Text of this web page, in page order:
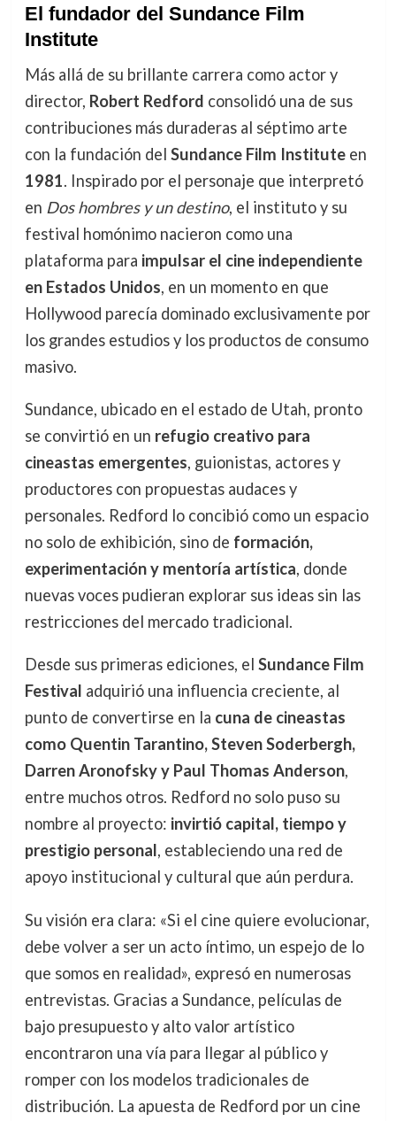
El fundador del Sundance Film
Institute
Más allá de su brillante carrera como actor y
director, Robert Redford consolidó una de sus
contribuciones más duraderas al séptimo arte
con la fundación del Sundance Film Instituteen
1981. Inspirado por el personaje que interpretó
en Dos hombres y un destino, el instituto y su
festival homónimo nacieron como una
plataforma para impulsar el cine independiente
en Estados Unidos, en un momento en que
Hollywood parecía dominado exclusivamente por
los grandes estudios y los productos de consumo
masivo.
Sundance, ubicado en el estado de Utah, pronto
se convirtió en un refugio creativo para
cineastas emergentes, guionistas, actores y
productores con propuestas audaces y
personales. Redford lo concibió como un espacio
no solo de exhibición, sino de formación,
experimentación y mentoría artística, donde
nuevas voces pudieran explorar sus ideas sin las
restricciones del mercado tradicional.
Desde sus primeras ediciones, el Sundance Film
Festival adquirió una influencia creciente, al
punto de convertirse en la cuna de cineastas
como Quentin Tarantino, Steven Soderbergh,
Darren Aronofsky y Paul Thomas Anderson,
entre muchos otros. Redford no solo puso su
nombre al proyecto: invirtió capital, tiempo y
prestigio personal, estableciendo una red de
apoyo institucional y cultural que aún perdura.
Su visión era clara: «Si el cine quiere evolucionar,
debe volver a ser un acto íntimo, un espejo de lo
que somos en realidad», expresó en numerosas
entrevistas. Gracias a Sundance, películas de
bajo presupuesto y alto valor artístico
encontraron una vía para llegar al público y
romper con los modelos tradicionales de
distribución. La apuesta de Redford por un cine